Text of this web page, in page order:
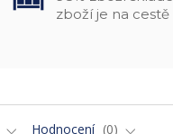
zboží je na cestě
Hodnocení 0